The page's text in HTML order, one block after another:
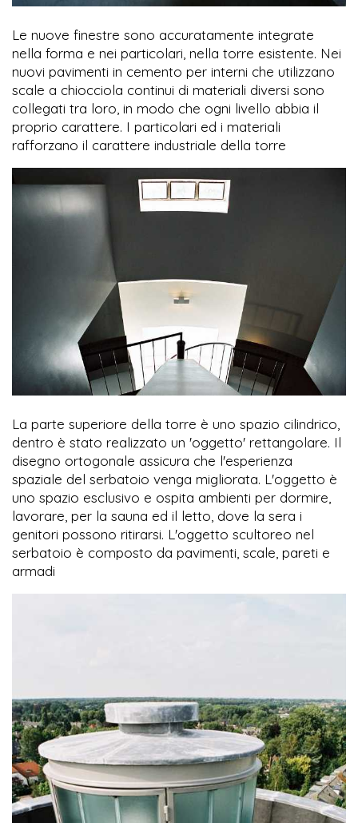
Le nuove finestre sono accuratamente integrate
nella forma e nei particolari, nella torre esistente. Nei
nuovi pavimenti in cemento per interni che utilizzano
scale a chiocciola continui di materiali diversi sono
collegati tra loro, in modo che ogni livello abbia il
proprio carattere. I particolari ed i materiali
rafforzano il carattere industriale della torre
La parte superiore della torre è uno spazio cilindrico,
dentro è stato realizzato un 'oggetto' rettangolare. Il
disegno ortogonale assicura che l'esperienza
spaziale del serbatoio venga migliorata. L'oggetto è
uno spazio esclusivo e ospita ambienti per dormire,
lavorare, per la sauna ed il letto, dove la sera i
genitori possono ritirarsi. L'oggetto scultoreo nel
serbatoio è composto da pavimenti, scale, pareti e
armadi